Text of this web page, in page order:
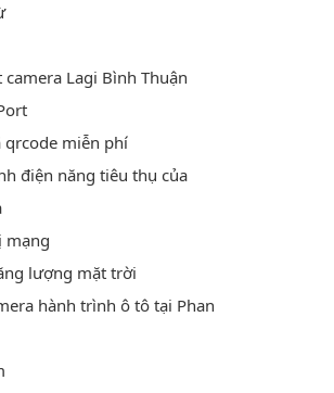
camera Lagi Bình Thuận
qrcode miễn phí
điện năng tiêu thụ của
mạng
lượng mặt trời
hành trình ô tô tại Phan